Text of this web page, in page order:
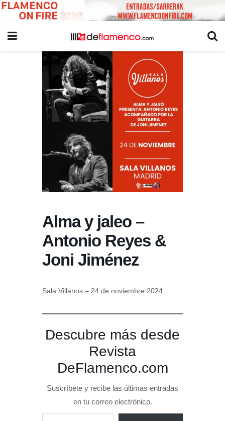
Alma y jaleo –
Antonio Reyes &
Joni Jiménez
Sala Villanos – 24 de noviembre 2024
Descubre más desde
Revista
DeFlamenco.com
Suscríbete y recibe las últimas entradas
en tu correo electrónico.
Escribe tu correo electrónico…